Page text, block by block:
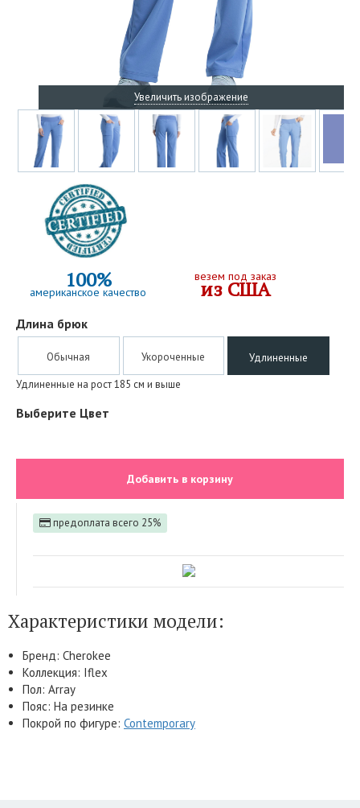
Увеличить изображение
100%
американское качество
везем под заказ
из США
Длина брюк
Обычная Укороченные
Удлиненные
Удлиненные на рост 185 см и выше
Выберите Цвет
Добавить в корзину
предоплата всего 25%
Характеристики модели:
Бренд: Cherokee
Коллекция: Iflex
Пол: Array
Пояс: На резинке
Покрой по фигуре: Contemporary